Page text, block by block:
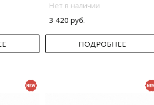
Нет в наличии
3 420 руб.
ПОДРОБНЕЕ